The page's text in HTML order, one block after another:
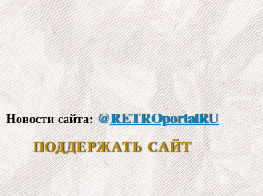
Новости сайта:@RETROportalRU
ПОДДЕРЖАТЬ САЙТ